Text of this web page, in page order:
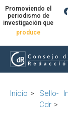
Promoviendo el
periodismo de
investigación que
produce
Inicio
Sello-
Cdr